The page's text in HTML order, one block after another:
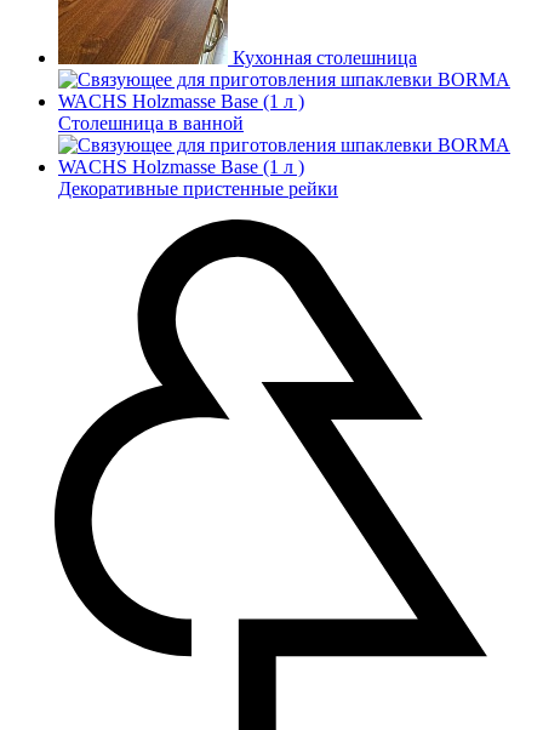
Кухонная столешница
Столешница в ванной
Декоративные пристенные рейки